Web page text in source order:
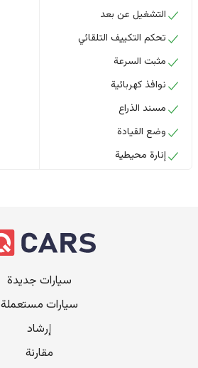
التشغيل عن بعد
تحكم التكييف التلقائي
مثبت السرعة
نوافذ كهربائية
مسند الذراع
وضع القيادة
إنارة محيطية
سيارات جديدة
سيارات مستعملة
إرشاد
مقارنة